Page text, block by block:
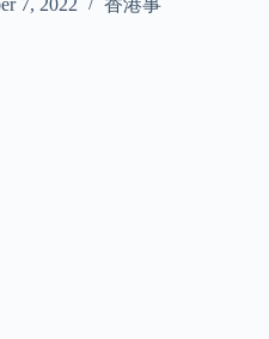
7, 2022 香港事